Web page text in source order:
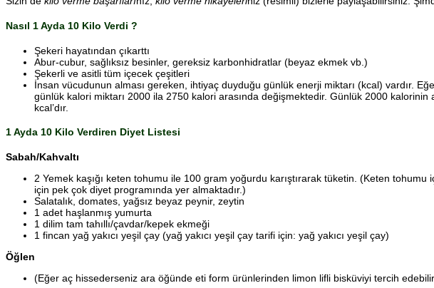
Nasıl 1 Ayda 10 Kilo Verdi ?
Şekeri hayatından çıkarttı
Abur-cubur, sağlıksız besinler, gereksiz karbonhidratlar (beyaz ekmek vb.)
Şekerli ve asitli tüm içecek çeşitleri
İnsan vücudunun alması gereken, ihtiyaç duyduğu günlük enerji miktarı (kcal) vardır.
günlük kalori miktarı 2000 ila 2750 kalori arasında değişmektedir. Günlük 2000
kcal’dır.
1 Ayda 10 Kilo Verdiren Diyet Listesi
Sabah/Kahvaltı
2 Yemek kaşığı keten tohumu ile 100 gram yoğurdu karıştırarak tüketin. (Keten
için pek çok diyet programında yer almaktadır.)
Salatalık, domates, yağsız beyaz peynir, zeytin
1 adet haşlanmış yumurta
1 dilim tam tahıllı/çavdar/kepek ekmeği
1 fincan yağ yakıcı yeşil çay (yağ yakıcı yeşil çay tarifi için: yağ yakıcı yeşil çay)
Öğlen
(Eğer aç hissederseniz ara öğünde eti form ürünlerinden limon lifli bisküviyi tercih